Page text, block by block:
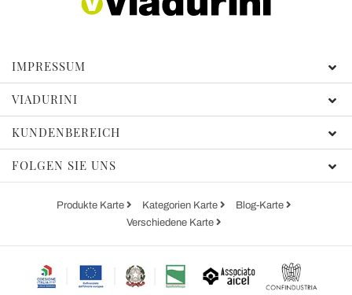
IMPRESSUM
VIADURINI
KUNDENBEREICH
FOLGEN SIE UNS
Produkte Karte Kategorien Karte
Blog-Karte
Verschiedene Karte